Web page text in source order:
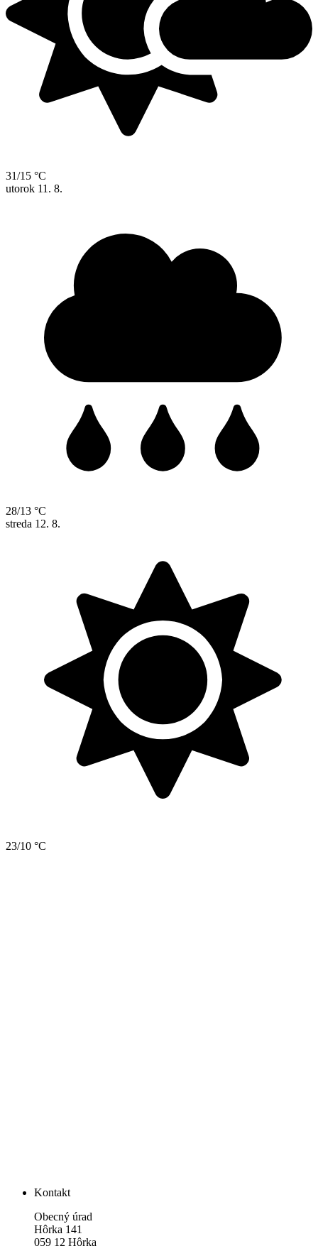
31/15 °C
utorok 11. 8.
28/13 °C
streda 12. 8.
23/10 °C
Kontakt
Obecný úrad
Hôrka 141
059 12 Hôrka